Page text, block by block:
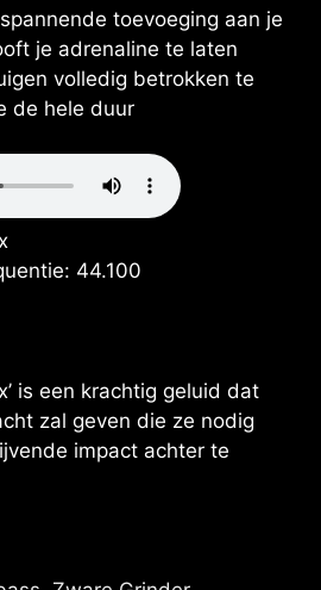
toevoeging aan je
je adrenaline te laten
volledig betrokken te
de hele duur
44.100
is een krachtig geluid dat
zal geven die ze nodig
impact achter te